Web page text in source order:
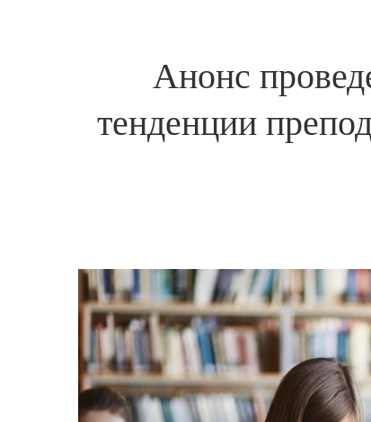
Анонс
тенденции